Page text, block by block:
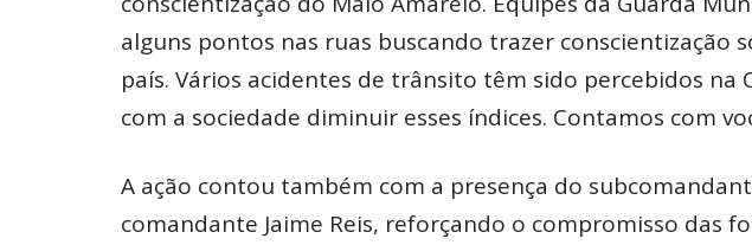
alguns pontos nas ruas buscando trazer conscientização
país. Vários acidentes de trânsito têm sido percebidos na
com a sociedade diminuir esses índices. Contamos com
A ação contou também com a presença do
comandante Jaime Reis, reforçando o compromisso das